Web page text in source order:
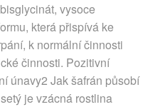
vysoce
která přispívá ke
k normální činnosti
činnosti. Pozitivní
únavy2 Jak šafrán působí
je vzácná rostlina